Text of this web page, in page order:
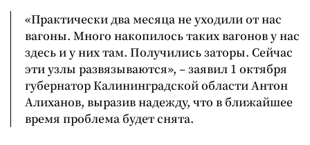
«Практически два месяца не уходили от нас
вагоны. Много накопилось таких вагонов у нас
здесь и у них там. Получились заторы. Сейчас
эти узлы развязываются», – заявил 1 октября
губернатор Калининградской области Антон
Алиханов, выразив надежду, что в ближайшее
время проблема будет снята.